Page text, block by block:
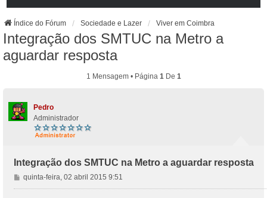
Índice do Fórum Sociedade e Lazer Viver em Coimbra
Integração dos SMTUC na Metro a
aguardar resposta
1 Mensagem • Página 1De 1
Pedro
Administrador
Integração dos SMTUC na Metro a aguardar resposta
M
e
quinta-feira, 02 abril 2015 9:51